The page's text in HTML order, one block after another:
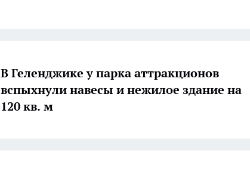
В Геленджике у парка аттракционов
вспыхнули навесы и нежилое здание на
120 кв. м